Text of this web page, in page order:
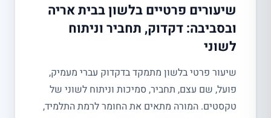
שיעורים פרטיים בלשון בבית אריה
ובסביבה: דקדוק, תחביר וניתוח
לשוני
שיעור פרטי בלשון מתמקד בדקדוק עברי מעמיק,
פועל, שם עצם, תחביר, סמיכות וניתוח לשוני של
טקסטים. המורה מתאים את החומר לרמת התלמיד,